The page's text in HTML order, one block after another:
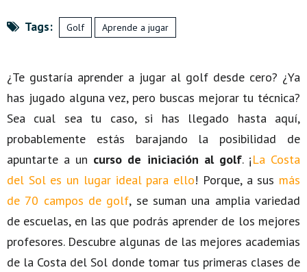
Tags: Golf Aprende a jugar
¿Te gustaría aprender a jugar al golf desde cero? ¿Ya
has jugado alguna vez, pero buscas mejorar tu técnica?
Sea cual sea tu caso, si has llegado hasta aquí,
probablemente estás barajando la posibilidad de
apuntarte a un curso de iniciación al golf. ¡La Costa
del Sol es un lugar ideal para ello! Porque, a sus más
de 70 campos de golf, se suman una amplia variedad
de escuelas, en las que podrás aprender de los mejores
profesores. Descubre algunas de las mejores academias
de la Costa del Sol donde tomar tus primeras clases de